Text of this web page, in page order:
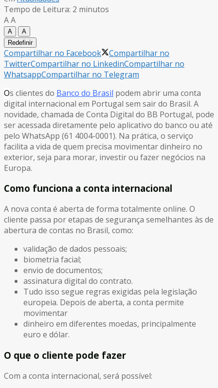
Tempo de Leitura: 2 minutos
AA
A
A
Redefinir
Compartilhar no Facebook
Compartilhar no
TwitterCompartilhar no LinkedinCompartilhar no
WhatsappCompartilhar no Telegram
Os clientes do Banco do Brasil podem abrir uma conta
digital internacional em Portugal sem sair do Brasil. A
novidade, chamada de Conta Digital do BB Portugal, pode
ser acessada diretamente pelo aplicativo do banco ou até
pelo WhatsApp (61 4004-0001). Na prática, o serviço
facilita a vida de quem precisa movimentar dinheiro no
exterior, seja para morar, investir ou fazer negócios na
Europa.
Como funciona a conta internacional
A nova conta é aberta de forma totalmente online. O
cliente passa por etapas de segurança semelhantes às de
abertura de contas no Brasil, como:
validação de dados pessoais;
biometria facial;
envio de documentos;
assinatura digital do contrato.
Tudo isso segue regras exigidas pela legislação
europeia. Depois de aberta, a conta permite
movimentar
dinheiro em diferentes moedas, principalmente
euro e dólar.
O que o cliente pode fazer
Com a conta internacional, será possível: